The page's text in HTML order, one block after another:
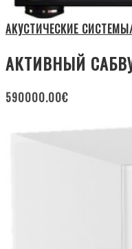
АКУСТИЧЕСКИЕ
АКТИВНЫЙ
590000.00€